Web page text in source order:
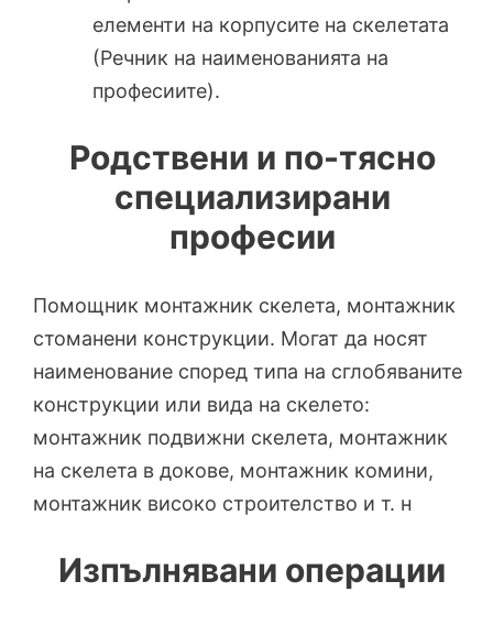
елементи на корпусите на скелетата
(Речник на наиме­нованията на
професиите).
Родствени и по-тясно
специализирани
професии
Помощник монтажник скелета, монтажник
стоманени конструкции. Могат да носят
наименование според типа на сглобяваните
конструкции или вида на скелето:
монтажник подвижни скелета, монтажник
на скелета в докове, монтажник комини,
монтажник високо строителство и т. н
Изпълнявани операции